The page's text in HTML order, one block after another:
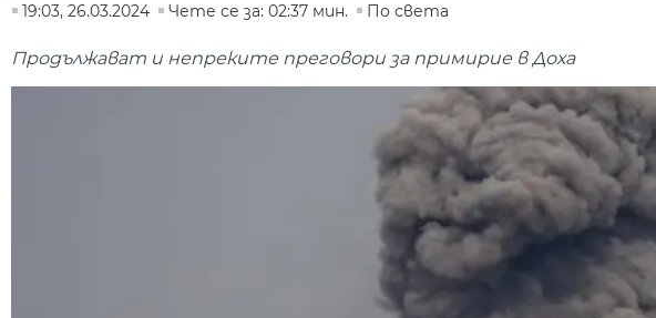
19:03, 26.03.2024
Чете се за: 02:37 мин. По света
Продължават и непреките преговори за примирие в Доха